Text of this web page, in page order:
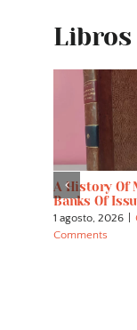
Libros
A History Of
Banks Of
1 agosto, 2026
Comments